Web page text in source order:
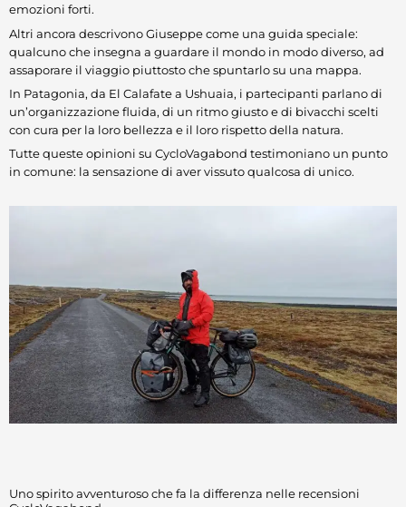
emozioni forti.
Altri ancora descrivono Giuseppe come una guida speciale:
qualcuno che insegna a guardare il mondo in modo diverso, ad
assaporare il viaggio piuttosto che spuntarlo su una mappa.
In Patagonia, da El Calafate a Ushuaia, i partecipanti parlano di
un’organizzazione fluida, di un ritmo giusto e di bivacchi scelti
con cura per la loro bellezza e il loro rispetto della natura.
Tutte queste opinioni su CycloVagabond testimoniano un punto
in comune: la sensazione di aver vissuto qualcosa di unico.
Uno spirito avventuroso che fa la differenza nelle recensioni